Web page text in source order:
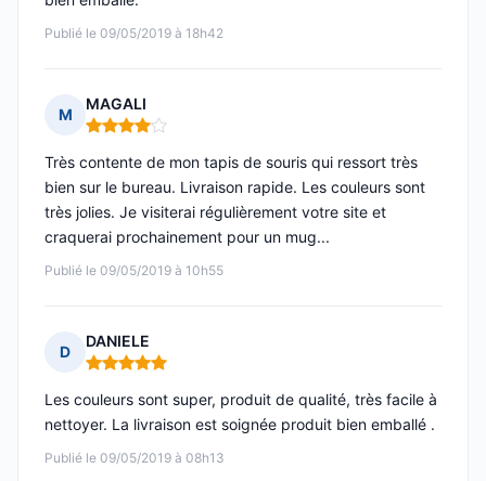
Publié le 09/05/2019 à 18h42
M
MAGALI
Note : 4 sur 5
Publié le 09/05/2019 à 10h55
Très contente de mon tapis de souris qui ressort très
bien sur le bureau. Livraison rapide. Les couleurs sont
très jolies. Je visiterai régulièrement votre site et
craquerai prochainement pour un mug...
D
DANIELE
Note : 5 sur 5
Publié le 09/05/2019 à 08h13
Les couleurs sont super, produit de qualité, très facile à
nettoyer. La livraison est soignée produit bien emballé .